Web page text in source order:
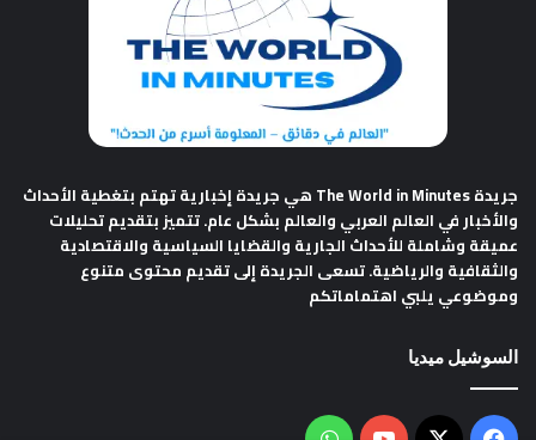
جريدة The World in Minutes
هي جريدة إخبارية تهتم بتغطية الأحداث
والأخبار في العالم العربي والعالم بشكل عام. تتميز بتقديم تحليلات
عميقة وشاملة للأحداث الجارية والقضايا السياسية والاقتصادية
والثقافية والرياضية. تسعى الجريدة إلى تقديم محتوى متنوع
وموضوعي يلبي اهتماماتكم
السوشيل ميديا